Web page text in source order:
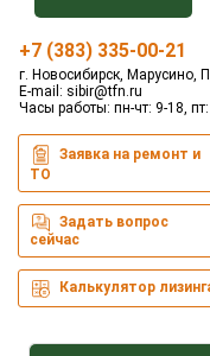
+7 (383) 335-00-21
г. Новосибирск, Марусино,
E-mail: sibir@tfn.ru
Часы работы: пн-чт: 9-18,
Заявка на ремонт и
ТО
Задать вопрос
сейчас
Калькулятор